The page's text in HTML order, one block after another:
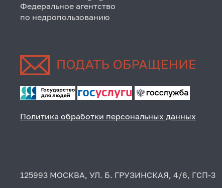
Федеральное агентство
по недропользованию
Политика обработки персональных данных
125993 МОСКВА, УЛ. Б. ГРУЗИНСКАЯ, 4/6, ГСП-3